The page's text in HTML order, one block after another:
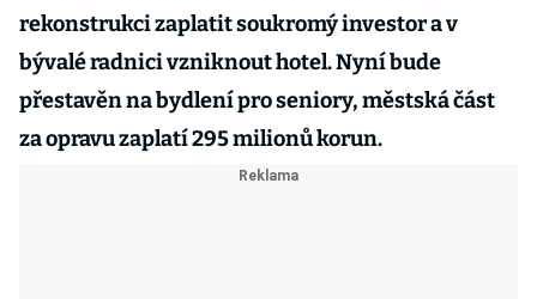
rekonstrukci zaplatit soukromý investor a v
bývalé radnici vzniknout hotel. Nyní bude
přestavěn na bydlení pro seniory, městská část
za opravu zaplatí 295 milionů korun.